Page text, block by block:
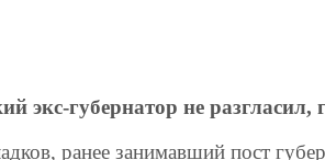
экс-губернатор не разгласил,
ранее занимавший пост